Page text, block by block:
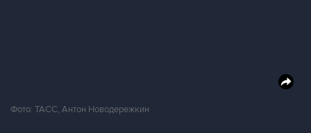
Фото: ТАСС, Антон Новодережкин